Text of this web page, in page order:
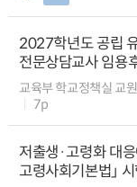
2027학년도 공립
전문상담교사 임용
교육부 학교정책실 교
7p
저출생·고령화 대
고령사회기본법」